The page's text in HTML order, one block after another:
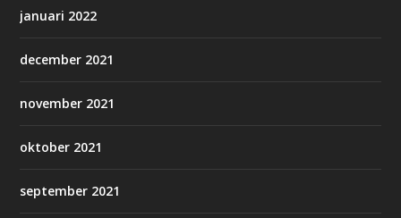
januari 2022
december 2021
november 2021
oktober 2021
september 2021